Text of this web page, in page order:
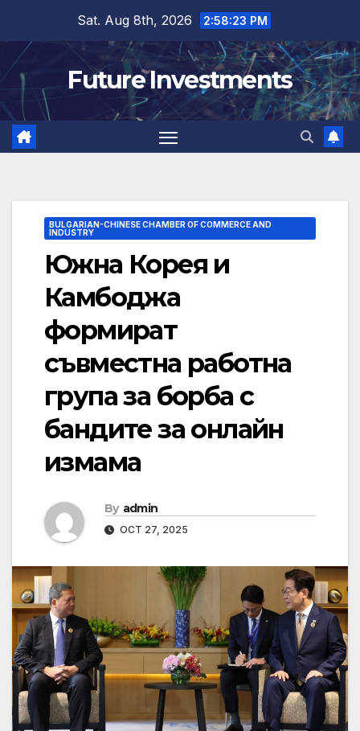
content
Sat. Aug 8th, 2026 2:58:24 PM
Future Investments
BULGARIAN-CHINESE CHAMBER OF COMMERCE AND
INDUSTRY
Южна Корея и
Камбоджа
формират
съвместна работна
група за борба с
бандите за онлайн
измама
By admin
OCT 27, 2025